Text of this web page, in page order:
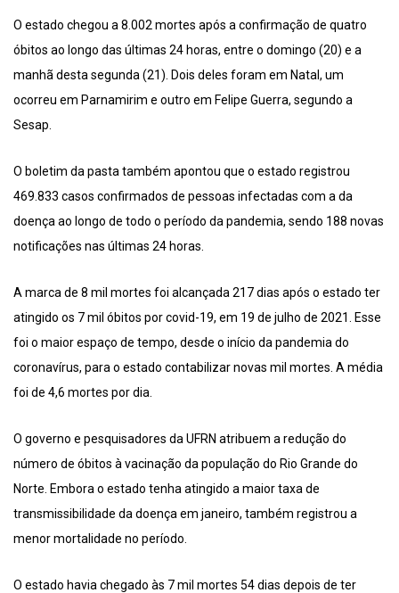
O estado chegou a 8.002 mortes após a confirmação de quatro
óbitos ao longo das últimas 24 horas, entre o domingo (20) e a
manhã desta segunda (21). Dois deles foram em Natal, um
ocorreu em Parnamirim e outro em Felipe Guerra, segundo a
Sesap.
O boletim da pasta também apontou que o estado registrou
469.833 casos confirmados de pessoas infectadas com a da
doença ao longo de todo o período da pandemia, sendo 188 novas
notificações nas últimas 24 horas.
A marca de 8 mil mortes foi alcançada 217 dias após o estado ter
atingido os 7 mil óbitos por covid-19, em 19 de julho de 2021. Esse
foi o maior espaço de tempo, desde o início da pandemia do
coronavírus, para o estado contabilizar novas mil mortes. A média
foi de 4,6 mortes por dia.
O governo e pesquisadores da UFRN atribuem a redução do
número de óbitos à vacinação da população do Rio Grande do
Norte. Embora o estado tenha atingido a maior taxa de
transmissibilidade da doença em janeiro, também registrou a
menor mortalidade no período.
O estado havia chegado às 7 mil mortes 54 dias depois de ter